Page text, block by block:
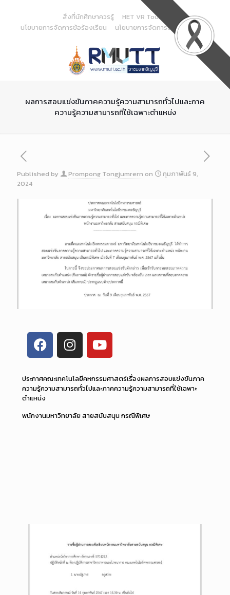
Content
สิ่งที่นักศึกษาควรรู้
HET VR Tour
นโยบายการจัดการข้อร้องเรียน
นโยบายการจัดการด้านสารสนเทศ
ผลการสอบแข่งขันภาคความรู้ความสามารถทั่วไปและภาค
ความรู้ความสามารถที่ใช้เฉพาะตำแหน่ง
Published by Prompong Tongjumrern on
กุมภาพันธ์ 9,
2024
ประกาศคณะเทคโนโลยีคหกรรมศาสตร์เรื่องผลการสอบแข่งขันภาค
ความรู้ความสามารถทั่วไปและภาคความรู้ความสามารถที่ใช้เฉพาะ
ตำแหน่ง
พนักงานมหาวิทยาลัย สายสนับสนุน กรณีพิเศษ